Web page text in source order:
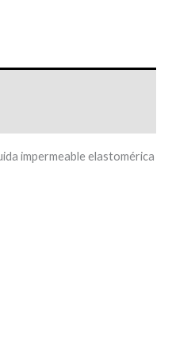
impermeable elastomérica